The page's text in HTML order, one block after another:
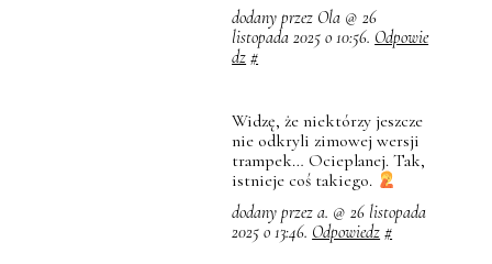
dodany przez Ola @ 26
listopada 2025 o 10:56. Odpowie
dz #
Widzę, że niektórzy jeszcze
nie odkryli zimowej wersji
trampek… Ocieplanej. Tak,
istnieje coś takiego.
dodany przez a. @ 26 listopada
2025 o 13:46. Odpowiedz #